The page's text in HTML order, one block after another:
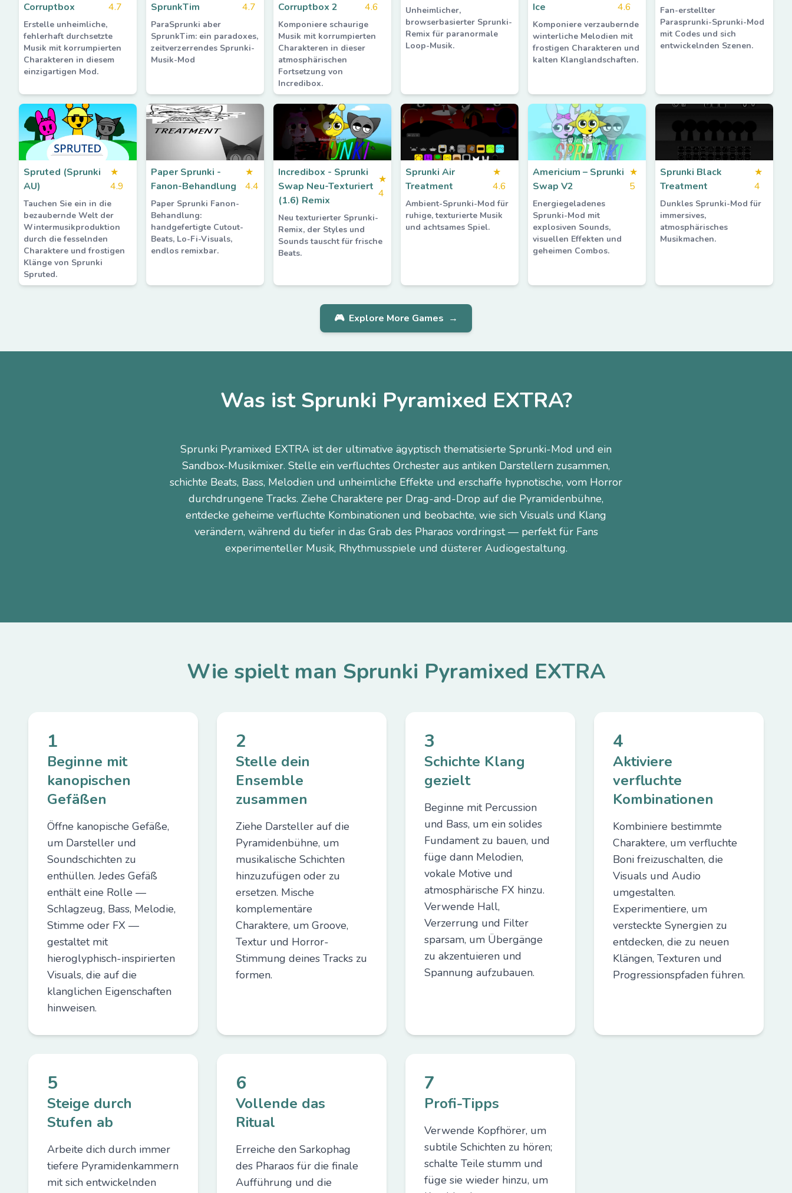
Corruptbox
4.7
Erstelle unheimliche,
fehlerhaft durchsetzte
Musik mit korrumpierten
Charakteren in diesem
einzigartigen Mod.
SprunkTim
4.7
ParaSprunki aber
SprunkTim: ein paradoxes,
zeitverzerrendes Sprunki-
Musik-Mod
Corruptbox 2
4.6
Komponiere schaurige
Musik mit korrumpierten
Charakteren in dieser
atmosphärischen
Fortsetzung von
Incredibox.
Unheimlicher,
browserbasierter Sprunki-
Remix für paranormale
Loop-Musik.
Ice
4.6
Komponiere verzaubernde
winterliche Melodien mit
frostigen Charakteren und
kalten Klanglandschaften.
Fan-erstellter
Parasprunki-Sprunki-Mod
mit Codes und sich
entwickelnden Szenen.
Spruted (Sprunki
AU)
★
4.9
Tauchen Sie ein in die
bezaubernde Welt der
Wintermusikproduktion
durch die fesselnden
Charaktere und frostigen
Klänge von Sprunki
Spruted.
Paper Sprunki -
Fanon-Behandlung
★
4.4
Paper Sprunki Fanon-
Behandlung:
handgefertigte Cutout-
Beats, Lo-Fi-Visuals,
endlos remixbar.
Incredibox - Sprunki
Swap Neu-Texturiert
(1.6) Remix
★
4
Neu texturierter Sprunki-
Remix, der Styles und
Sounds tauscht für frische
Beats.
Sprunki Air
Treatment
★
4.6
Ambient-Sprunki-Mod für
ruhige, texturierte Musik
und achtsames Spiel.
Americium – Sprunki
Swap V2
★
5
Energiegeladenes
Sprunki-Mod mit
explosiven Sounds,
visuellen Effekten und
geheimen Combos.
Sprunki Black
Treatment
★
4
Dunkles Sprunki-Mod für
immersives,
atmosphärisches
Musikmachen.
🎮 Explore More Games →
Was ist Sprunki Pyramixed EXTRA?
Sprunki Pyramixed EXTRA ist der ultimative ägyptisch thematisierte Sprunki-Mod und ein
Sandbox-Musikmixer. Stelle ein verfluchtes Orchester aus antiken Darstellern zusammen,
schichte Beats, Bass, Melodien und unheimliche Effekte und erschaffe hypnotische, vom Horror
durchdrungene Tracks. Ziehe Charaktere per Drag-and-Drop auf die Pyramidenbühne,
entdecke geheime verfluchte Kombinationen und beobachte, wie sich Visuals und Klang
verändern, während du tiefer in das Grab des Pharaos vordringst — perfekt für Fans
experimenteller Musik, Rhythmusspiele und düsterer Audiogestaltung.
Wie spielt man Sprunki Pyramixed EXTRA
1
Beginne mit
kanopischen
Gefäßen
Öffne kanopische Gefäße,
um Darsteller und
Soundschichten zu
enthüllen. Jedes Gefäß
enthält eine Rolle —
Schlagzeug, Bass, Melodie,
Stimme oder FX —
gestaltet mit
hieroglyphisch-inspirierten
Visuals, die auf die
klanglichen Eigenschaften
hinweisen.
2
Stelle dein
Ensemble
zusammen
Ziehe Darsteller auf die
Pyramidenbühne, um
musikalische Schichten
hinzuzufügen oder zu
ersetzen. Mische
komplementäre
Charaktere, um Groove,
Textur und Horror-
Stimmung deines Tracks zu
formen.
3
Schichte Klang
gezielt
Beginne mit Percussion
und Bass, um ein solides
Fundament zu bauen, und
füge dann Melodien,
vokale Motive und
atmosphärische FX hinzu.
Verwende Hall,
Verzerrung und Filter
sparsam, um Übergänge
zu akzentuieren und
Spannung aufzubauen.
4
Aktiviere
verfluchte
Kombinationen
Kombiniere bestimmte
Charaktere, um verfluchte
Boni freizuschalten, die
Visuals und Audio
umgestalten.
Experimentiere, um
versteckte Synergien zu
entdecken, die zu neuen
Klängen, Texturen und
Progressionspfaden führen.
5
Steige durch
Stufen ab
Arbeite dich durch immer
tiefere Pyramidenkammern
mit sich entwickelnden
6
Vollende das
Ritual
Erreiche den Sarkophag
des Pharaos für die finale
Aufführung und die
7
Profi-Tipps
Verwende Kopfhörer, um
subtile Schichten zu hören;
schalte Teile stumm und
füge sie wieder hinzu, um